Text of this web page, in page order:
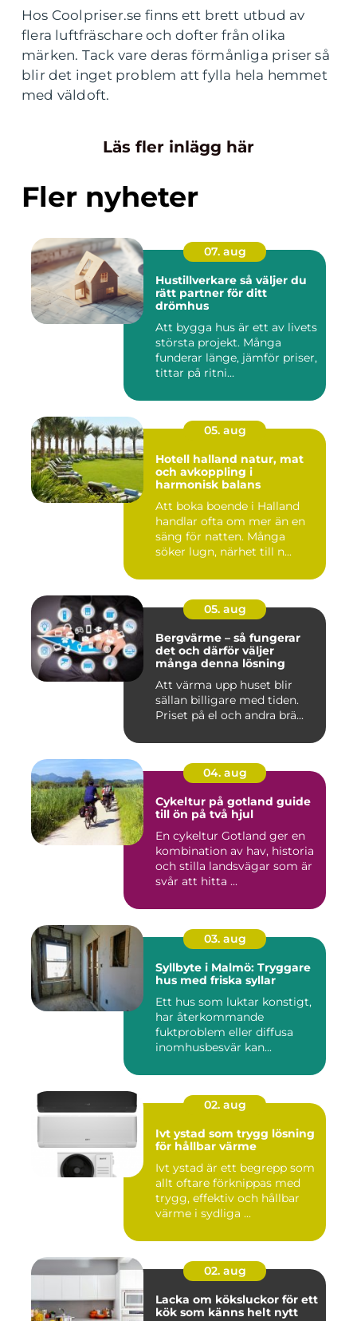
Hos Coolpriser.se finns ett brett utbud av
flera luftfräschare och dofter från olika
märken. Tack vare deras förmånliga priser så
blir det inget problem att fylla hela hemmet
med väldoft.
Läs fler inlägg här
Fler nyheter
07. aug
Hustillverkare så väljer du
rätt partner för ditt
drömhus
Att bygga hus är ett av livets
största projekt. Många
funderar länge, jämför priser,
tittar på ritni...
05. aug
Hotell halland natur, mat
och avkoppling i
harmonisk balans
Att boka boende i Halland
handlar ofta om mer än en
säng för natten. Många
söker lugn, närhet till n...
05. aug
Bergvärme – så fungerar
det och därför väljer
många denna lösning
Att värma upp huset blir
sällan billigare med tiden.
Priset på el och andra brä...
04. aug
Cykeltur på gotland guide
till ön på två hjul
En cykeltur Gotland ger en
kombination av hav, historia
och stilla landsvägar som är
svår att hitta ...
03. aug
Syllbyte i Malmö: Tryggare
hus med friska syllar
Ett hus som luktar konstigt,
har återkommande
fuktproblem eller diffusa
inomhusbesvär kan...
02. aug
Ivt ystad som trygg lösning
för hållbar värme
Ivt ystad är ett begrepp som
allt oftare förknippas med
trygg, effektiv och hållbar
värme i sydliga ...
02. aug
Lacka om köksluckor för ett
kök som känns helt nytt